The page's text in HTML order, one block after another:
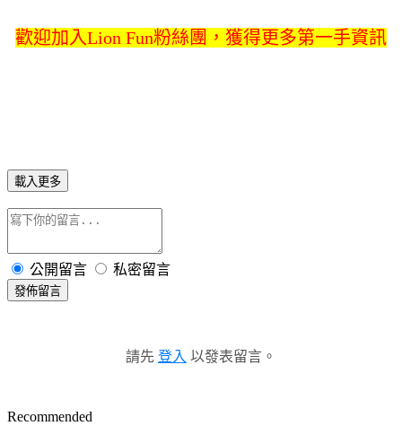
歡迎加入Lion Fun粉絲團，獲得更多第一手資訊
載入更多
公開留言 私密留言
發佈留言
請先 登入 以發表留言。
Recommended